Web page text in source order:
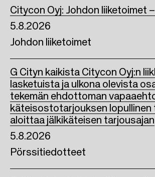
5.8.2026
Johdon liiketoimet
Citycon Oyj: Johdon liiketoimet
5.8.2026
Pörssitiedotteet
G Cityn kaikista Citycon Oyj:n
lasketuista ja ulkona olevista
tekemän ehdottoman
käteisostotarjouksen lopullinen
aloittaa jälkikäteisen tarjousajan